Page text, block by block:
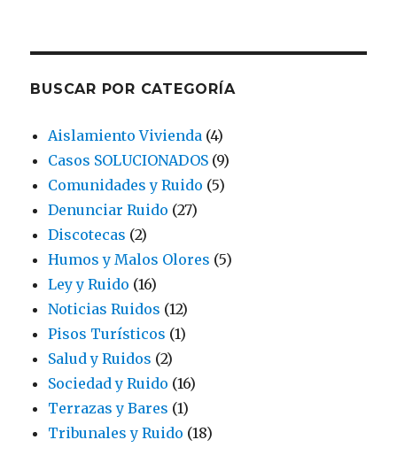
BUSCAR POR CATEGORÍA
Aislamiento Vivienda (4)
Casos SOLUCIONADOS (9)
Comunidades y Ruido (5)
Denunciar Ruido (27)
Discotecas (2)
Humos y Malos Olores (5)
Ley y Ruido (16)
Noticias Ruidos (12)
Pisos Turísticos (1)
Salud y Ruidos (2)
Sociedad y Ruido (16)
Terrazas y Bares (1)
Tribunales y Ruido (18)